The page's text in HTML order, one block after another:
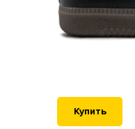
Купить